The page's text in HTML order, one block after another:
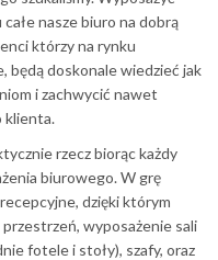
nasze biuro na dobrą
którzy na rynku
będą doskonale wiedzieć jak
i zachwycić nawet
klienta.
rzecz biorąc każdy
biurowego. W grę
dzięki którym
wyposażenie sali
fotele i stoły), szafy, oraz